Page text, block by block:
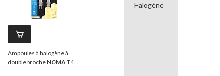
Ampoules à halogène à
double broche NOMA T4,
Halogène